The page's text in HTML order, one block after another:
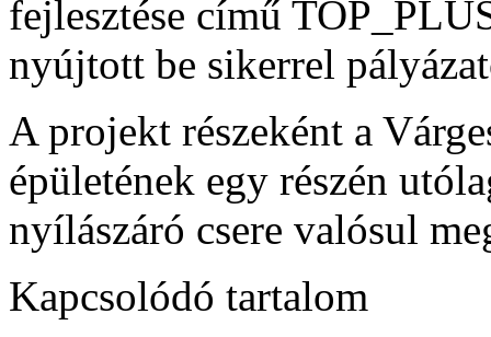
fejlesztése című
nyújtott be sikerrel
A projekt részeként a
épületének egy részén
nyílászáró csere valósul
Kapcsolódó tartalom